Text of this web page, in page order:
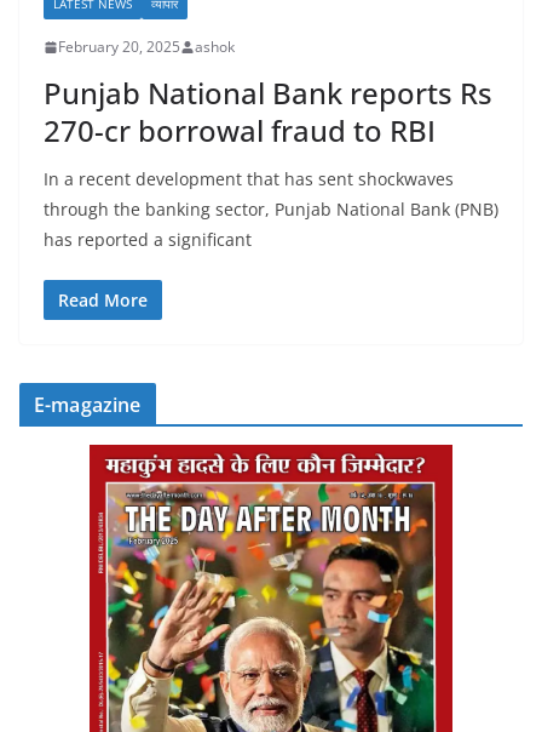
LATEST NEWS व्यापार
February 20, 2025 ashok
Punjab National Bank reports Rs
270-cr borrowal fraud to RBI
In a recent development that has sent shockwaves
through the banking sector, Punjab National Bank (PNB)
has reported a significant
Read More
E-magazine